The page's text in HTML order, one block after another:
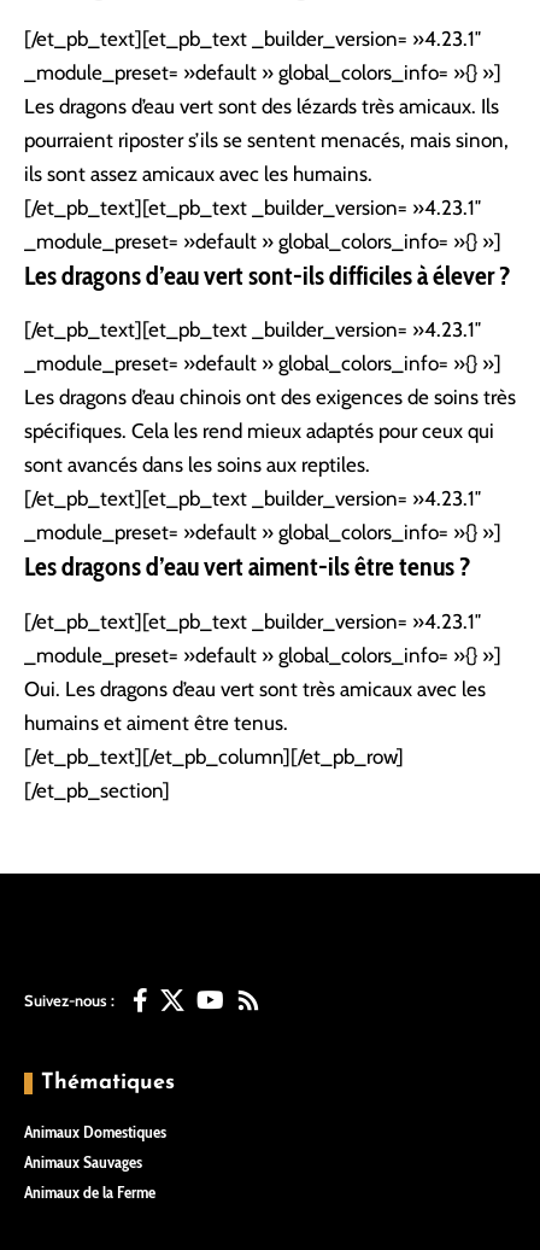
[/et_pb_text][et_pb_text _builder_version= »4.23.1″
_module_preset= »default » global_colors_info= »{} »]
Les dragons d’eau vert sont des lézards très amicaux. Ils
pourraient riposter s’ils se sentent menacés, mais sinon,
ils sont assez amicaux avec les humains.
[/et_pb_text][et_pb_text _builder_version= »4.23.1″
_module_preset= »default » global_colors_info= »{} »]
Les dragons d’eau vert sont-ils difficiles à élever ?
[/et_pb_text][et_pb_text _builder_version= »4.23.1″
_module_preset= »default » global_colors_info= »{} »]
Les dragons d’eau chinois ont des exigences de soins très
spécifiques. Cela les rend mieux adaptés pour ceux qui
sont avancés dans les soins aux reptiles.
[/et_pb_text][et_pb_text _builder_version= »4.23.1″
_module_preset= »default » global_colors_info= »{} »]
Les dragons d’eau vert aiment-ils être tenus ?
[/et_pb_text][et_pb_text _builder_version= »4.23.1″
_module_preset= »default » global_colors_info= »{} »]
Oui. Les dragons d’eau vert sont très amicaux avec les
humains et aiment être tenus.
[/et_pb_text][/et_pb_column][/et_pb_row]
[/et_pb_section]
Suivez-nous :
Thématiques
Animaux Domestiques
Animaux Sauvages
Animaux de la Ferme